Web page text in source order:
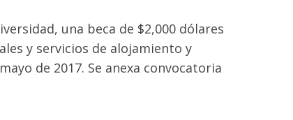
una beca de $2,000 dólares
y servicios de alojamiento y
de 2017. Se anexa convocatoria